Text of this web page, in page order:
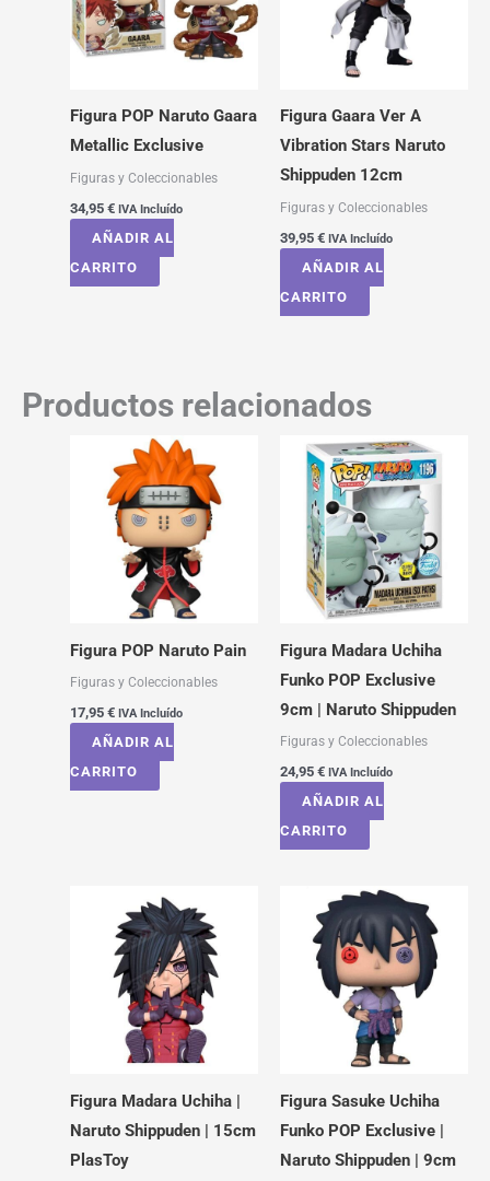
Figura POP Naruto Gaara
Metallic Exclusive
Figuras y Coleccionables
34,95 € IVA Incluído
AÑADIR AL
CARRITO
Figura Gaara Ver A
Vibration Stars Naruto
Shippuden 12cm
Figuras y Coleccionables
39,95 € IVA Incluído
AÑADIR AL
CARRITO
Productos relacionados
Figura POP Naruto Pain
Figuras y Coleccionables
17,95 € IVA Incluído
AÑADIR AL
CARRITO
Figura Madara Uchiha
Funko POP Exclusive
9cm | Naruto Shippuden
Figuras y Coleccionables
24,95 € IVA Incluído
AÑADIR AL
CARRITO
Figura Madara Uchiha |
Naruto Shippuden | 15cm
PlasToy
Figura Sasuke Uchiha
Funko POP Exclusive |
Naruto Shippuden | 9cm